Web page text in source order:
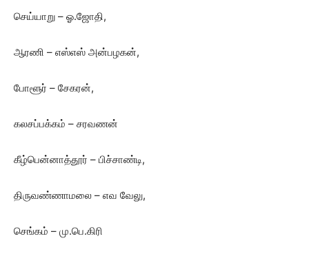
செய்யாறு – ஓ.ஜோதி,
ஆரணி – எஸ்எஸ் அன்பழகன்,
போளூர் – சேகரன்,
கலசப்பக்கம் – சரவணன்
கீழ்பென்னாத்தூர் – பிச்சாண்டி,
திருவண்ணாமலை – எவ வேலு,
செங்கம் – மு.பெ.கிரி